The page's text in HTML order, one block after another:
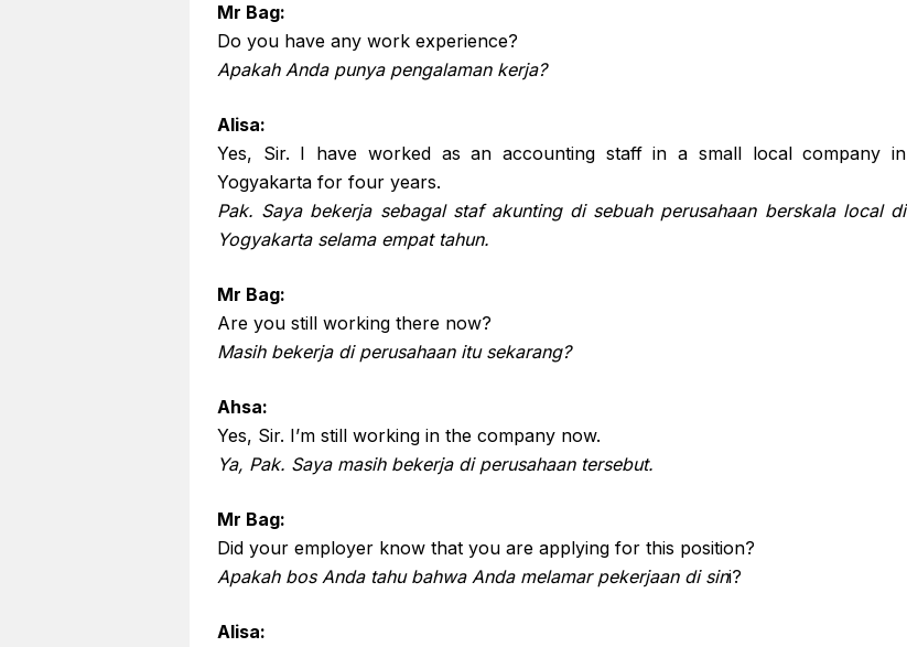
Mr Bag:
Do you have any work experience?
Apakah Anda punya pengalaman kerja?
Alisa:
Yes, Sir. I have worked as an accounting staff in a small local company in
Yogyakarta for four years.
Pak. Saya bekerja sebagal staf akunting di sebuah perusahaan berskala local di
Yogyakarta selama empat tahun.
Mr Bag:
Are you still working there now?
Masih bekerja di perusahaan itu sekarang?
Ahsa:
Yes, Sir. I’m still working in the company now.
Ya, Pak. Saya masih bekerja di perusahaan tersebut.
Mr Bag:
Did your employer know that you are applying for this position?
Apakah bos Anda tahu bahwa Anda melamar pekerjaan di sini?
Alisa: